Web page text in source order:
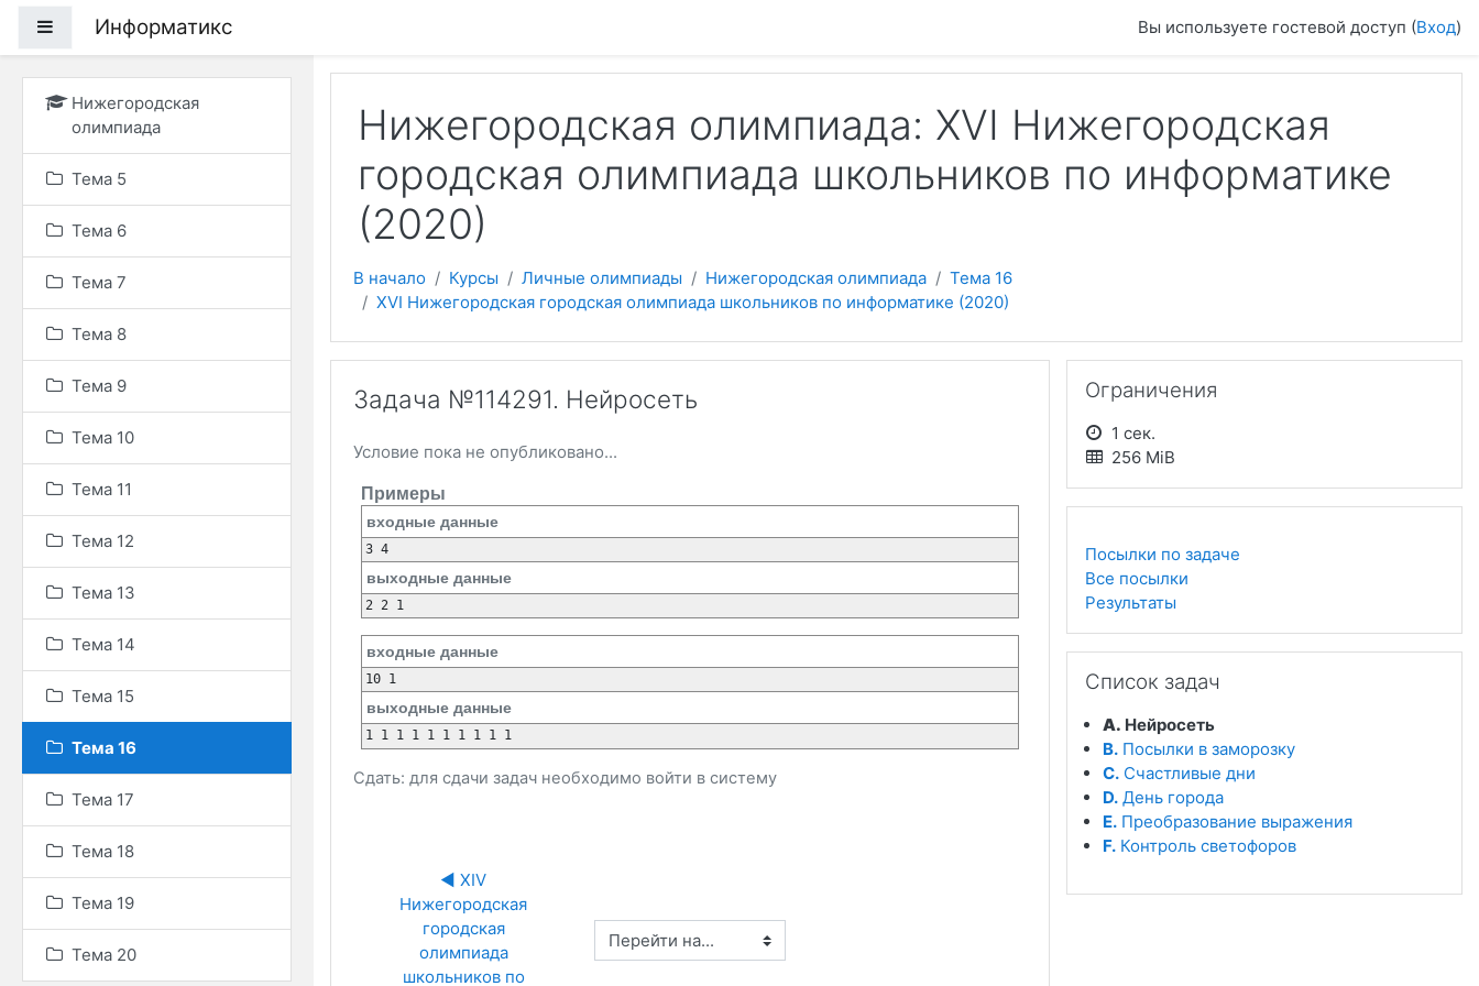
Боковая панель
Информатикс Вы используете гостевой доступ (Вход)
Нижегородская
олимпиада
Тема 5
Тема 6
Тема 7
Тема 8
Тема 9
Тема 10
Тема 11
Тема 12
Тема 13
Тема 14
Тема 15
Тема 16
Тема 17
Тема 18
Тема 19
Тема 20
Нижегородская олимпиада: XVI Нижегородская
городская олимпиада школьников по информатике
(2020)
В начало Курсы Личные олимпиады Нижегородская олимпиада
Тема 16
XVI Нижегородская городская олимпиада школьников по информатике (2020)
Задача №114291. Нейросеть
Условие пока не опубликовано...
Примеры
входные данные
3 4
выходные данные
2 2 1
входные данные
10 1
выходные данные
1 1 1 1 1 1 1 1 1 1
Сдать: для сдачи задач необходимо войти в систему
◀︎ XIV
Нижегородская
городская
олимпиада
школьников по
Перейти на...
Ограничения
1 сек.
256 MiB
Посылки по задаче
Все посылки
Результаты
Список задач
A. Нейросеть
B. Посылки в заморозку
C. Счастливые дни
D. День города
E. Преобразование выражения
F. Контроль светофоров